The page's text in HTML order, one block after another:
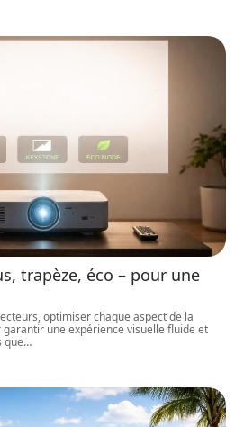
trapèze, éco – pour une
optimiser chaque aspect de la
une expérience visuelle fluide et
que…